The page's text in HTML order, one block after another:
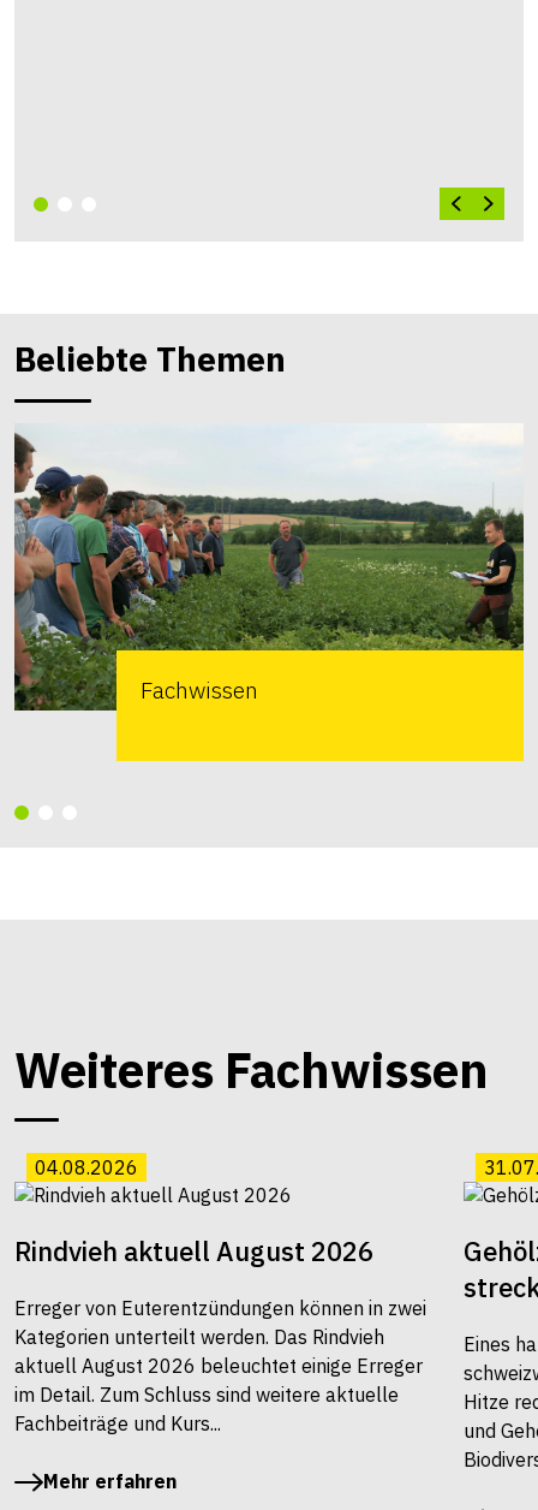
Beliebte Themen
Fachwissen
Weiteres Fachwissen
04.08.2026
Rindvieh aktuell August 2026
Erreger von Euterentzündungen können in zwei
Kategorien unterteilt werden. Das Rindvieh
aktuell August 2026 beleuchtet einige Erreger
im Detail. Zum Schluss sind weitere aktuelle
Fachbeiträge und Kurs...
Mehr erfahren
Eines
Hitze
und